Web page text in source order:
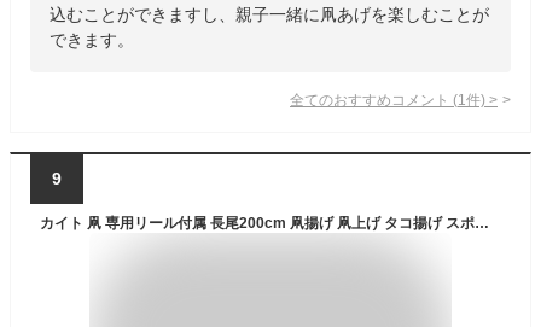
込むことができますし、親子一緒に凧あげを楽しむことが
できます。
全てのおすすめコメント (1 件) >
9
カイト 凧 専用リール付属 長尾200cm 凧揚げ 凧上げ タコ揚げ スポーツ 外遊び キッズ 子供 家族 おもちゃ 玩具 レジャー ピクニック 公園 キャンプ 折りたたみ 持ち運び楽 アウトドア スポーツトイ スカイスポーツ パラフォイルカイト